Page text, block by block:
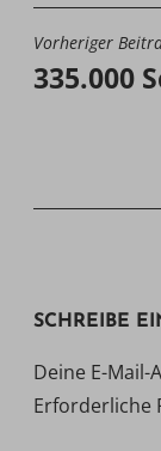
Vorheriger
335.000
SCHREIBE
Deine E-
Erforderliche